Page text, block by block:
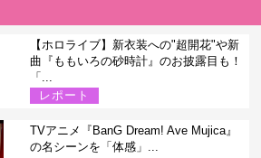
【ホロライブ】新衣装への"超開花"や新
曲『ももいろの砂時計』のお披露目も！
「...
レポート
TVアニメ『BanG Dream! Ave Mujica』
の名シーンを「体感」...